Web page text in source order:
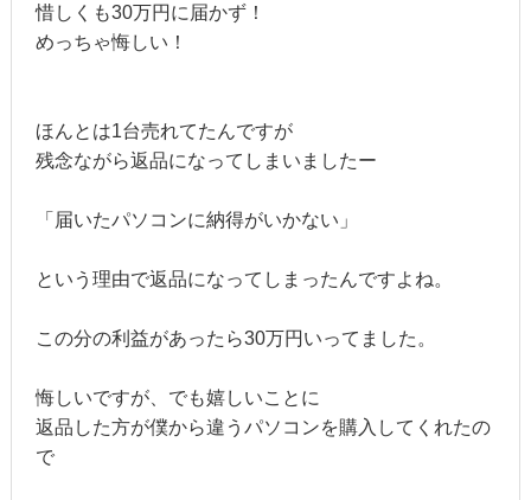
惜しくも30万円に届かず！
めっちゃ悔しい！
ほんとは1台売れてたんですが
残念ながら返品になってしまいましたー
「届いたパソコンに納得がいかない」
という理由で返品になってしまったんですよね。
この分の利益があったら30万円いってました。
悔しいですが、でも嬉しいことに
返品した方が僕から違うパソコンを購入してくれたの
で